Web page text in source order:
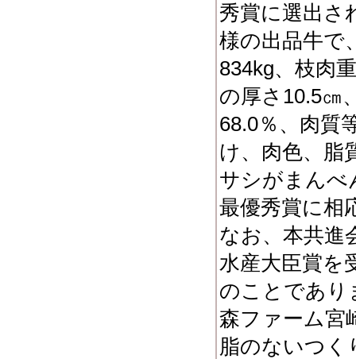
秀賞に選出さ
様の出品牛で
834kg、枝肉
の厚さ 10.5㎝
68.0％、肉質
け、肉色、脂
サシがまんべ
最優秀賞に相
なお、本共進
水産大臣賞を
のことであり
森ファーム宮
脂のないつく